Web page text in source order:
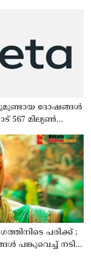
ദോഷങ്ങൾ
567 മില്യൺ
പരിക്ക് ;
പങ്കുവെച്ച് നടി